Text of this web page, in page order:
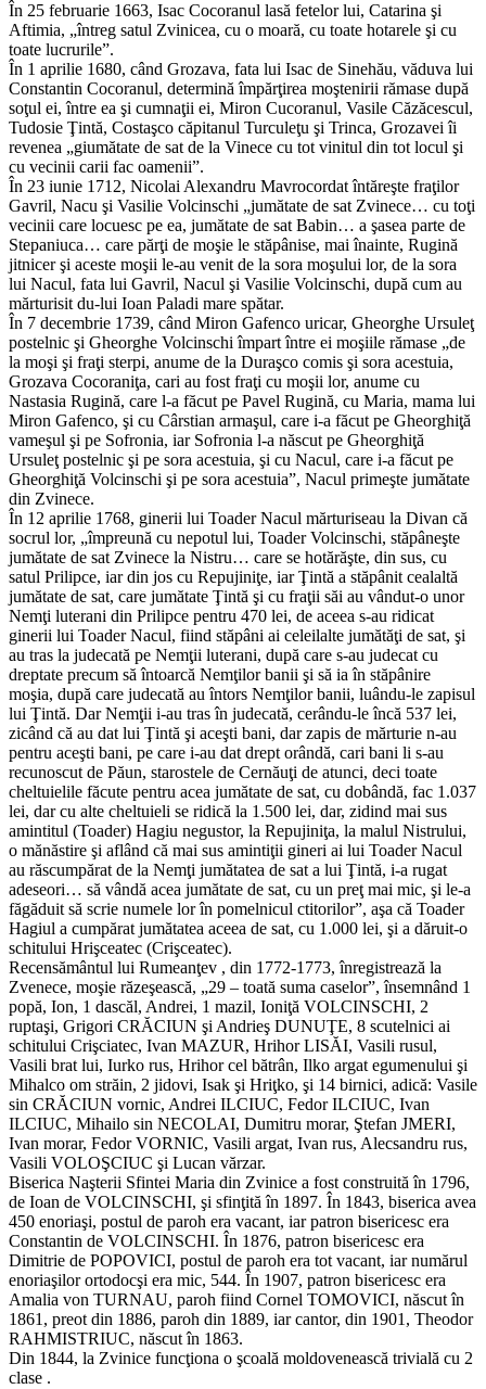
În 25 februarie 1663, Isac Cocoranul lasă fetelor lui, Catarina şi
Aftimia, „întreg satul Zvinicea, cu o moară, cu toate hotarele şi cu
toate lucrurile”.
În 1 aprilie 1680, când Grozava, fata lui Isac de Sinehău, văduva lui
Constantin Cocoranul, determină împărţirea moştenirii rămase după
soţul ei, între ea şi cumnaţii ei, Miron Cucoranul, Vasile Căzăcescul,
Tudosie Ţintă, Costaşco căpitanul Turculeţu şi Trinca, Grozavei îi
revenea „giumătate de sat de la Vinece cu tot vinitul din tot locul şi
cu vecinii carii fac oamenii”.
În 23 iunie 1712, Nicolai Alexandru Mavrocordat întăreşte fraţilor
Gavril, Nacu şi Vasilie Volcinschi „jumătate de sat Zvinece… cu toţi
vecinii care locuesc pe ea, jumătate de sat Babin… a şasea parte de
Stepaniuca… care părţi de moşie le stăpânise, mai înainte, Rugină
jitnicer şi aceste moşii le-au venit de la sora moşului lor, de la sora
lui Nacul, fata lui Gavril, Nacul şi Vasilie Volcinschi, după cum au
mărturisit du-lui Ioan Paladi mare spătar.
În 7 decembrie 1739, când Miron Gafenco uricar, Gheorghe Ursuleţ
postelnic şi Gheorghe Volcinschi împart între ei moşiile rămase „de
la moşi şi fraţi sterpi, anume de la Duraşco comis şi sora acestuia,
Grozava Cocoraniţa, cari au fost fraţi cu moşii lor, anume cu
Nastasia Rugină, care l-a făcut pe Pavel Rugină, cu Maria, mama lui
Miron Gafenco, şi cu Cârstian armaşul, care i-a făcut pe Gheorghiţă
vameşul şi pe Sofronia, iar Sofronia l-a născut pe Gheorghiţă
Ursuleţ postelnic şi pe sora acestuia, şi cu Nacul, care i-a făcut pe
Gheorghiţă Volcinschi şi pe sora acestuia”, Nacul primeşte jumătate
din Zvinece.
În 12 aprilie 1768, ginerii lui Toader Nacul mărturiseau la Divan că
socrul lor, „împreună cu nepotul lui, Toader Volcinschi, stăpâneşte
jumătate de sat Zvinece la Nistru… care se hotărăşte, din sus, cu
satul Prilipce, iar din jos cu Repujiniţe, iar Ţintă a stăpânit cealaltă
jumătate de sat, care jumătate Ţintă şi cu fraţii săi au vândut-o unor
Nemţi luterani din Prilipce pentru 470 lei, de aceea s-au ridicat
ginerii lui Toader Nacul, fiind stăpâni ai celeilalte jumătăţi de sat, şi
au tras la judecată pe Nemţii luterani, după care s-au judecat cu
dreptate precum să întoarcă Nemţilor banii şi să ia în stăpânire
moşia, după care judecată au întors Nemţilor banii, luându-le zapisul
lui Ţintă. Dar Nemţii i-au tras în judecată, cerându-le încă 537 lei,
zicând că au dat lui Ţintă şi aceşti bani, dar zapis de mărturie n-au
pentru aceşti bani, pe care i-au dat drept orândă, cari bani li s-au
recunoscut de Păun, starostele de Cernăuţi de atunci, deci toate
cheltuielile făcute pentru acea jumătate de sat, cu dobândă, fac 1.037
lei, dar cu alte cheltuieli se ridică la 1.500 lei, dar, zidind mai sus
amintitul (Toader) Hagiu negustor, la Repujiniţa, la malul Nistrului,
o mănăstire şi aflând că mai sus amintiţii gineri ai lui Toader Nacul
au răscumpărat de la Nemţi jumătatea de sat a lui Ţintă, i-a rugat
adeseori… să vândă acea jumătate de sat, cu un preţ mai mic, şi le-a
făgăduit să scrie numele lor în pomelnicul ctitorilor”, aşa că Toader
Hagiul a cumpărat jumătatea aceea de sat, cu 1.000 lei, şi a dăruit-o
schitului Hrişceatec (Crişceatec).
Recensământul lui Rumeanţev , din 1772-1773, înregistrează la
Zvenece, moşie răzeşească, „29 – toată suma caselor”, însemnând 1
popă, Ion, 1 dascăl, Andrei, 1 mazil, Ioniţă VOLCINSCHI, 2
ruptaşi, Grigori CRĂCIUN şi Andrieş DUNUŢE, 8 scutelnici ai
schitului Crişciatec, Ivan MAZUR, Hrihor LISĂI, Vasili rusul,
Vasili brat lui, Iurko rus, Hrihor cel bătrân, Ilko argat egumenului şi
Mihalco om străin, 2 jidovi, Isak şi Hriţko, şi 14 birnici, adică: Vasile
sin CRĂCIUN vornic, Andrei ILCIUC, Fedor ILCIUC, Ivan
ILCIUC, Mihailo sin NECOLAI, Dumitru morar, Ştefan JMERI,
Ivan morar, Fedor VORNIC, Vasili argat, Ivan rus, Alecsandru rus,
Vasili VOLOŞCIUC şi Lucan vărzar.
Biserica Naşterii Sfintei Maria din Zvinice a fost construită în 1796,
de Ioan de VOLCINSCHI, şi sfinţită în 1897. În 1843, biserica avea
450 enoriaşi, postul de paroh era vacant, iar patron bisericesc era
Constantin de VOLCINSCHI. În 1876, patron bisericesc era
Dimitrie de POPOVICI, postul de paroh era tot vacant, iar numărul
enoriaşilor ortodocşi era mic, 544. În 1907, patron bisericesc era
Amalia von TURNAU, paroh fiind Cornel TOMOVICI, născut în
1861, preot din 1886, paroh din 1889, iar cantor, din 1901, Theodor
RAHMISTRIUC, născut în 1863.
Din 1844, la Zvinice funcţiona o şcoală moldovenească trivială cu 2
clase .